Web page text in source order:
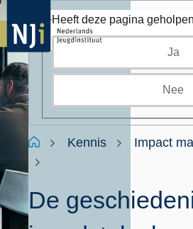
Overslaan
en
naar
de
inhoud
gaan
Kruimelpad
HomeKennis Impact
De
Heeft deze pagina
Ja
Nee